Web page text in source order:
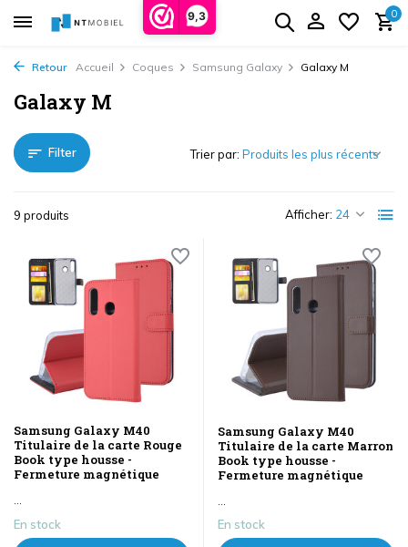
9,3 0
Retour Accueil Coques Samsung Galaxy Galaxy M
Galaxy M
Filter
9 produits Afficher:
Trier par:
Samsung Galaxy M40
Titulaire de la carte Rouge
Book type housse -
Fermeture magnétique
En stock
Samsung Galaxy M40
Titulaire de la carte Marron
Book type housse -
Fermeture magnétique
En stock